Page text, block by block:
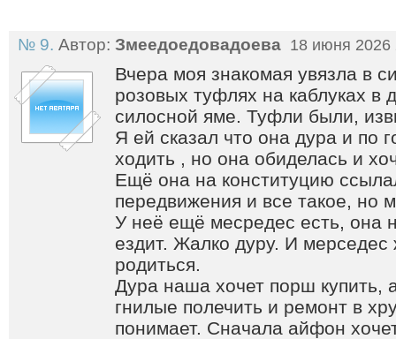
№ 9. Автор: Змеедоедовадоева 18 июня 2026
Вчера моя знакомая увязла в
розовых туфлях на каблуках в
силосной яме. Туфли были,
Я ей сказал что она дура и по
ходить , но она обиделась и
Ещё она на конституцию
передвижения и все такое, но
У неё ещё месредес есть, она
ездит. Жалко дуру. И
родиться.
Дура наша хочет порш купить,
гнилые полечить и ремонт в
понимает. Сначала айфон